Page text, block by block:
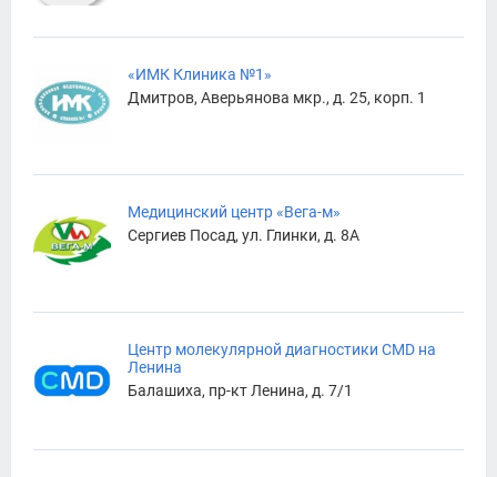
«ИМК Клиника №1»
Дмитров, Аверьянова мкр., д. 25, корп. 1
Медицинский центр «Вега-м»
Сергиев Посад, ул. Глинки, д. 8А
Центр молекулярной диагностики CMD на
Ленина
Балашиха, пр-кт Ленина, д. 7/1